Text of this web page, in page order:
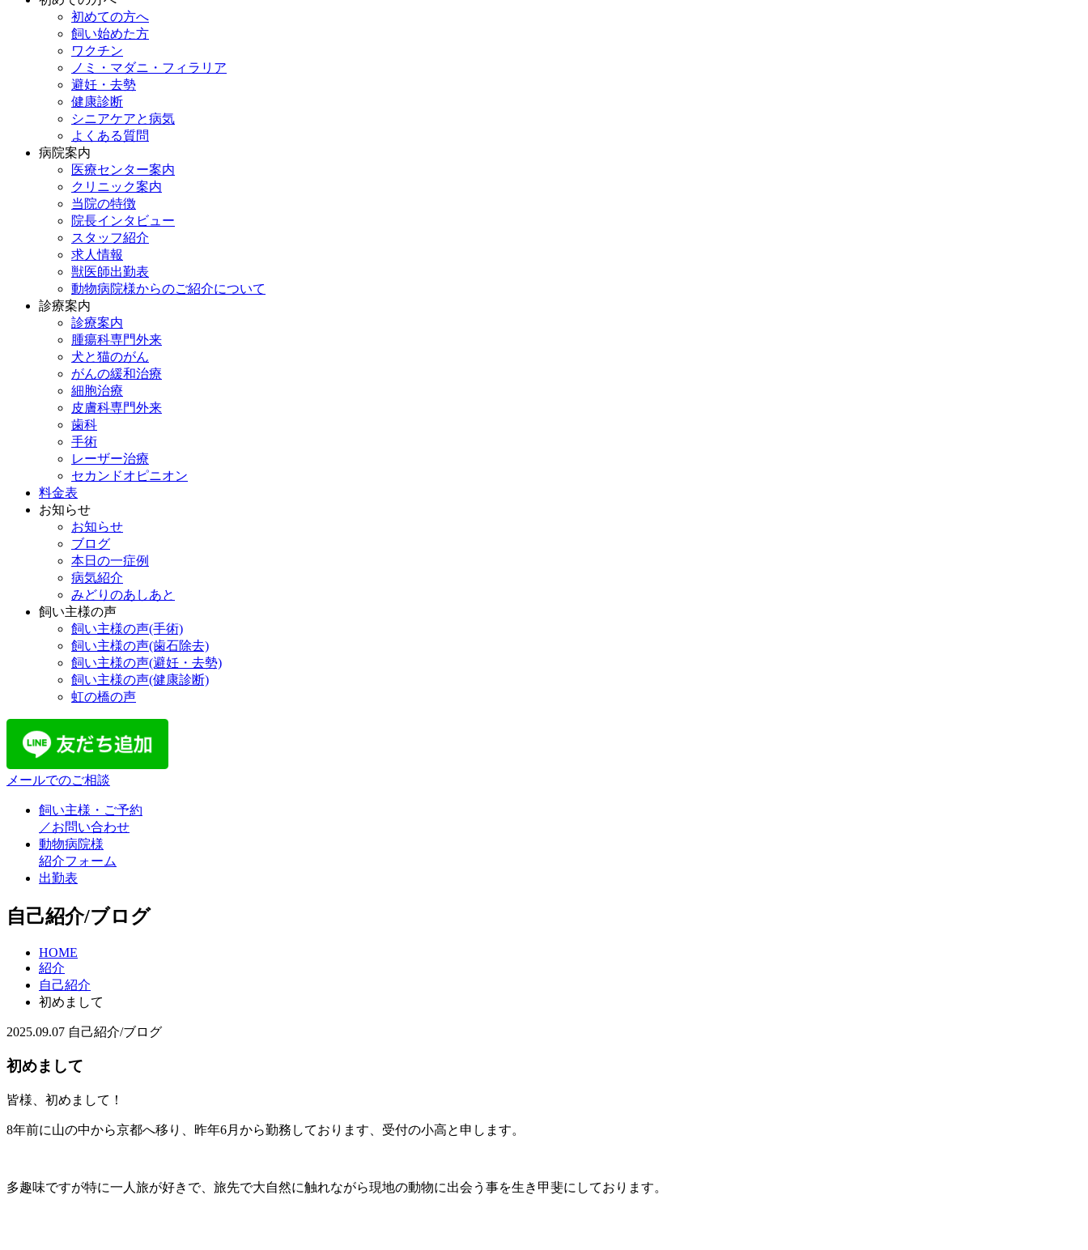
初めての方へ
飼い始めた方
ワクチン
ノミ・マダニ・フィラリア
避妊・去勢
健康診断
シニアケアと病気
よくある質問
病院案内
医療センター案内
クリニック案内
当院の特徴
院長インタビュー
スタッフ紹介
求人情報
獣医師出勤表
動物病院様からのご紹介について
診療案内
診療案内
腫瘍科専門外来
犬と猫のがん
がんの緩和治療
細胞治療
皮膚科専門外来
歯科
手術
レーザー治療
セカンドオピニオン
料金表
お知らせ
お知らせ
ブログ
本日の一症例
病気紹介
みどりのあしあと
飼い主様の声
飼い主様の声(手術)
飼い主様の声(歯石除去)
飼い主様の声(避妊・去勢)
飼い主様の声(健康診断)
虹の橋の声
メールでのご相談
飼い主様・ご予約
／お問い合わせ
動物病院様
紹介フォーム
出勤表
自己紹介/ブログ
HOME
紹介
自己紹介
初めまして
2025.09.07 自己紹介/ブログ
初めまして
皆様、初めまして！
8年前に山の中から京都へ移り、昨年6月から勤務しております、受付の小高と申します。
多趣味ですが特に一人旅が好きで、旅先で大自然に触れながら現地の動物に出会う事を生き甲斐にしております。